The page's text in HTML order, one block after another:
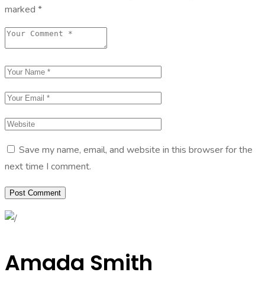
marked *
Save my name, email, and website in this browser for the
next time I comment.
Amada Smith